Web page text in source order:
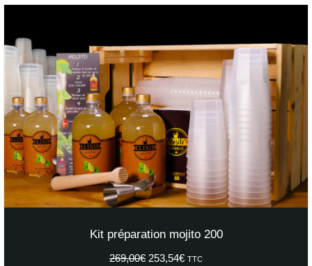
Kit préparation mojito 200
269,00€ Le
253,54€Le
TTC